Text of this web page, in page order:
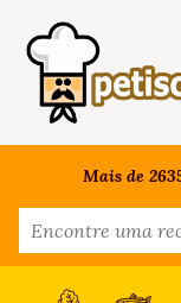
Mais de